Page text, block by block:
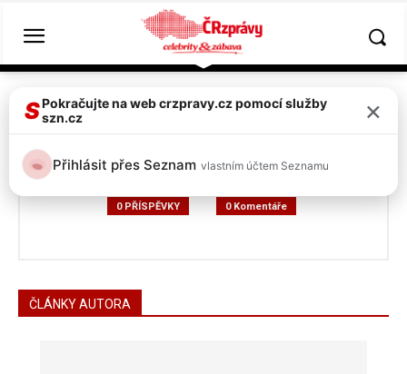
Seznam uživatel
0 PŘÍSPĚVKY 0 Komentáře
ČLÁNKY AUTORA
SPokračujte na web crzpravy.cz pomocí služby
szn.cz
×
Přihlásit přes Seznam vlastním účtem Seznamu